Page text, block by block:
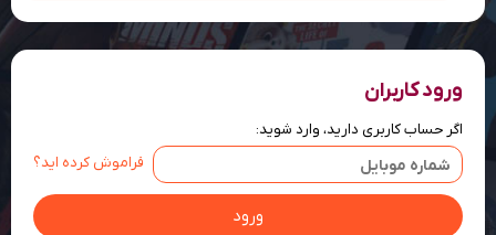
ورود کاربران
اگر حساب کاربری دارید، وارد شوید:
فراموش کرده اید؟